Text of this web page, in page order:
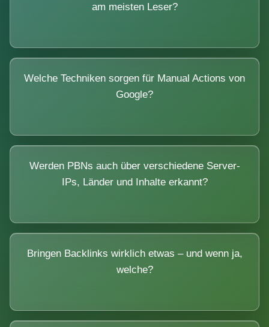
am meisten Leser?
Welche Techniken sorgen für Manual Actions von
Google?
Werden PBNs auch über verschiedene Server-
IPs, Länder und Inhalte erkannt?
Bringen Backlinks wirklich etwas – und wenn ja,
welche?